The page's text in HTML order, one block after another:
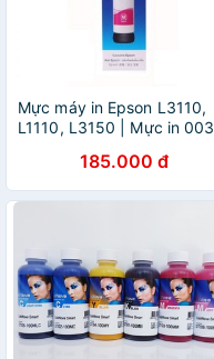
Mực máy in Epson L3110,
L1110, L3150 | Mực in 003
185.000 đ